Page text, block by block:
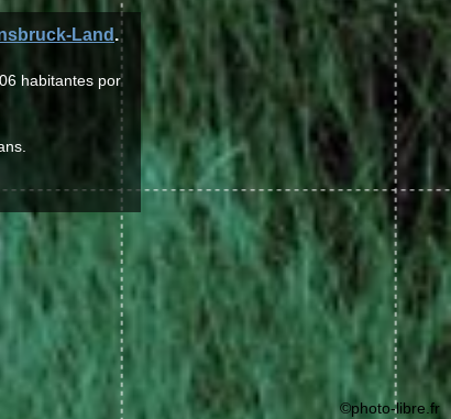
Land .
habitantes por
©photo-libre.fr